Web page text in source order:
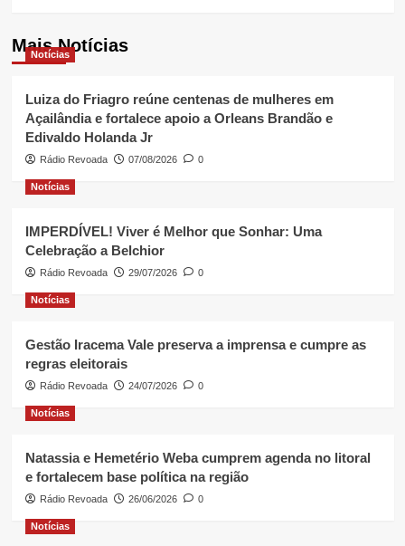
Força
Aérea
preparativos
para
lançamento
do
1º
foguete
território
brasileiro
Mais Notícias
Notícias
Luiza do Friagro reúne centenas de mulheres em
Açailândia e fortalece apoio a Orleans Brandão e
Edivaldo Holanda Jr
Rádio Revoada 07/08/2026 0
Notícias
IMPERDÍVEL! Viver é Melhor que Sonhar: Uma
Celebração a Belchior
Rádio Revoada 29/07/2026 0
Notícias
Gestão Iracema Vale preserva a imprensa e cumpre as
regras eleitorais
Rádio Revoada 24/07/2026 0
Notícias
Natassia e Hemetério Weba cumprem agenda no litoral
e fortalecem base política na região
Rádio Revoada 26/06/2026 0
Notícias